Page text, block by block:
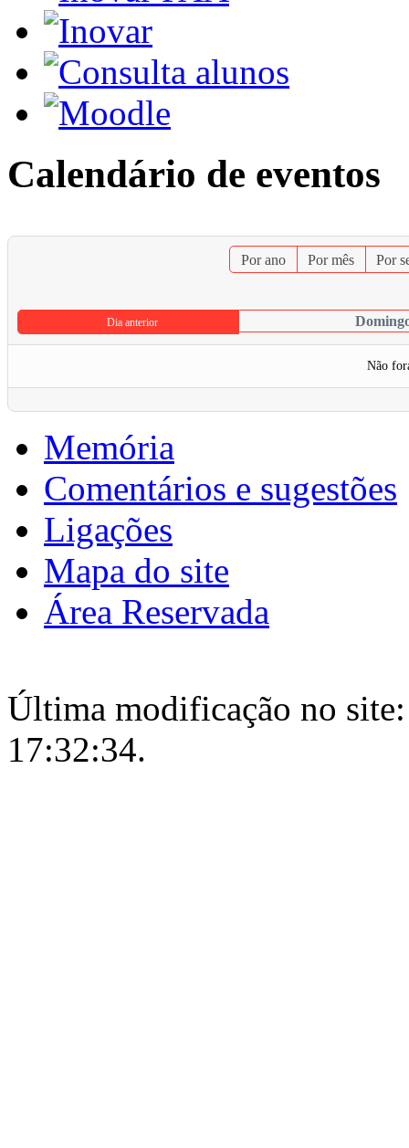
Calendário de eventos
Por ano Por mês Por
Dia anterior
Não
Memória
Comentários e sugestões
Ligações
Mapa do site
Área Reservada
Última modificação no
17:32:34.